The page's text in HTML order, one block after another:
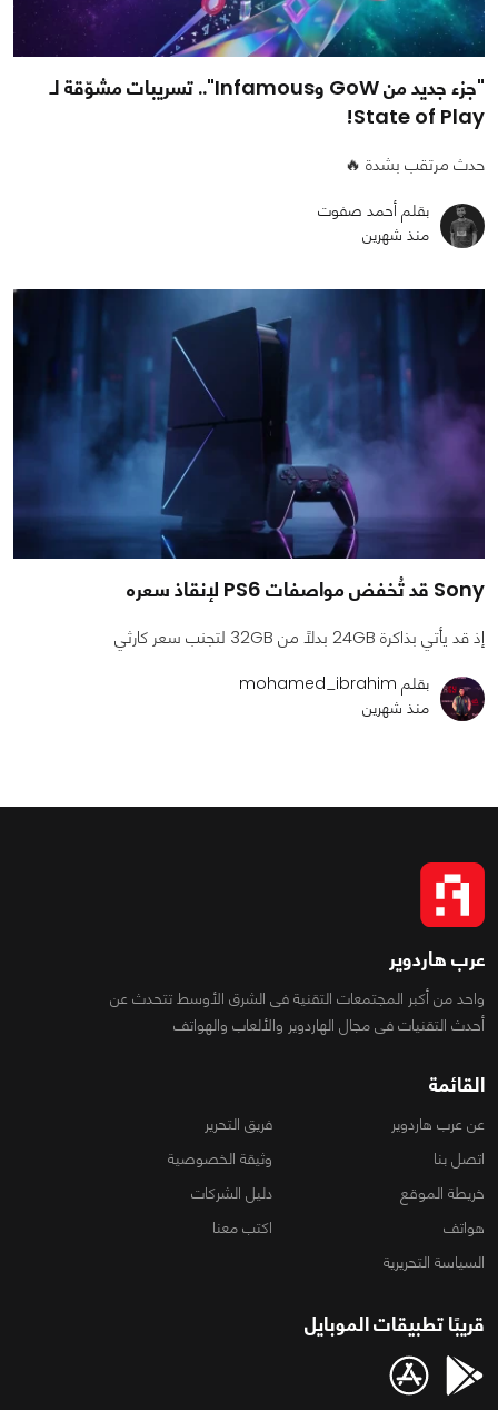
"جزء جديد من GoW وInfamous".. تسريبات مشوّقة لـ
State of Play!
حدث مرتقب بشدة 🔥
بقلم أحمد صفوت
منذ شهرين
Sony قد تُخفض مواصفات PS6 لإنقاذ سعره
إذ قد يأتي بذاكرة 24GB بدلًا من 32GB لتجنب سعر كارثي
بقلم mohamed_ibrahim
منذ شهرين
عرب هاردوير
واحد من أكبر المجتمعات التقنية فى الشرق الأوسط تتحدث عن
أحدث التقنيات فى مجال الهاردوير والألعاب والهواتف
القائمة
عن عرب هاردوير
فريق التحرير
اتصل بنا
وثيقة الخصوصية
خريطة الموقع
دليل الشركات
هواتف
اكتب معنا
السياسة التحريرية
قريبًا تطبيقات الموبايل